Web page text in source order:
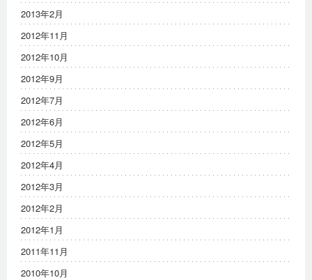
2013年2月
2012年11月
2012年10月
2012年9月
2012年7月
2012年6月
2012年5月
2012年4月
2012年3月
2012年2月
2012年1月
2011年11月
2010年10月